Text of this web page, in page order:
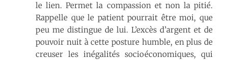
le lien. Permet la compassion et non la pitié.
Rappelle que le patient pourrait être moi, que
peu me distingue de lui. L’excès d’argent et de
pouvoir nuit à cette posture humble, en plus de
creuser les inégalités socioéconomiques, qui